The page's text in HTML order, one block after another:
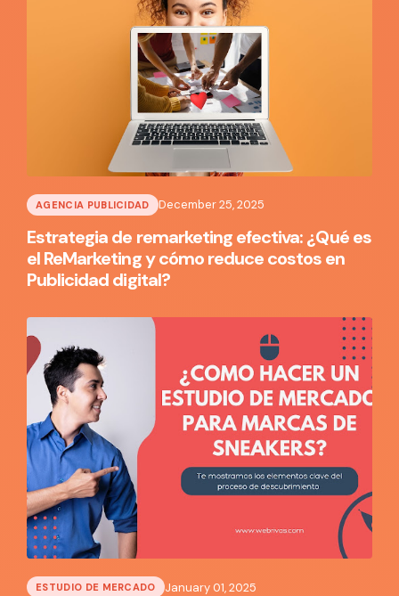
AGENCIA PUBLICIDAD December 25, 2025
Estrategia de remarketing efectiva: ¿Qué es
el ReMarketing y cómo reduce costos en
Publicidad digital?
ESTUDIO DE MERCADO January 01, 2025